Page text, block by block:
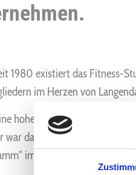
1980 existiert das Fitness-
im Herzen von
hohe Einsatzbereitschaft
war das Studio schon bald
im Kraftdreikampf über